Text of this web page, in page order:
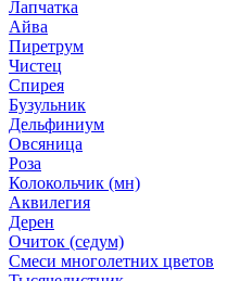
Лапчатка
Айва
Пиретрум
Чистец
Спирея
Бузульник
Дельфиниум
Овсяница
Роза
Колокольчик (мн)
Аквилегия
Дерен
Очиток (седум)
Смеси многолетних цветов